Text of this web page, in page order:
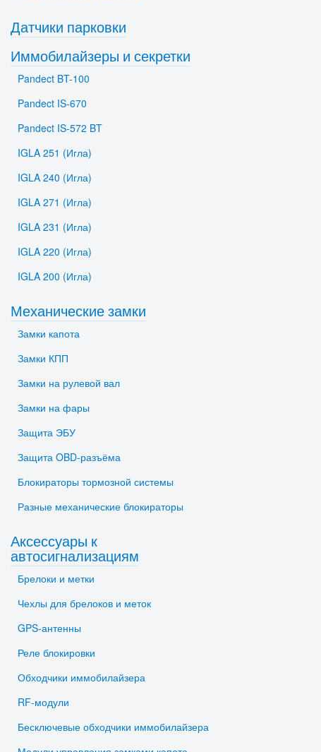
Датчики парковки
Иммобилайзеры и секретки
Pandect BT-100
Pandect IS-670
Pandect IS-572 BT
IGLA 251 (Игла)
IGLA 240 (Игла)
IGLA 271 (Игла)
IGLA 231 (Игла)
IGLA 220 (Игла)
IGLA 200 (Игла)
Механические замки
Замки капота
Замки КПП
Замки на рулевой вал
Замки на фары
Защита ЭБУ
Защита OBD-разъёма
Блокираторы тормозной системы
Разные механические блокираторы
Аксессуары к
автосигнализациям
Брелоки и метки
Чехлы для брелоков и меток
GPS-антенны
Реле блокировки
Обходчики иммобилайзера
RF-модули
Бесключевые обходчики иммобилайзера